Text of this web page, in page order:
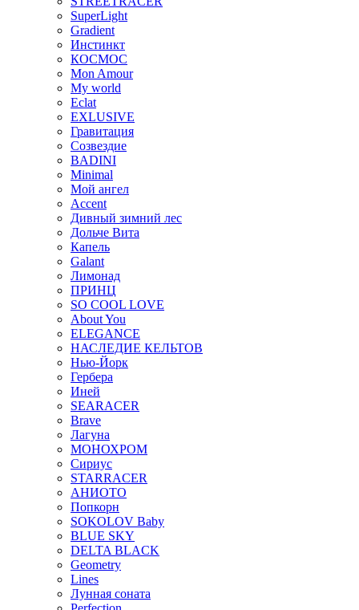
SuperLight
Gradient
Инстинкт
КОСМОС
Mon Amour
My world
Eclat
EXLUSIVE
Гравитация
Созвездие
BADINI
Minimal
Мой ангел
Accent
Дивный зимний лес
Дольче Вита
Капель
Galant
Лимонад
ПРИНЦ
SO COOL LOVE
About You
ELEGANCE
НАСЛЕДИЕ КЕЛЬТОВ
Нью-Йорк
Гербера
Иней
SEARACER
Brave
Лагуна
МОНОХРОМ
Сириус
STARRACER
АНИОТО
Попкорн
SOKOLOV Baby
BLUE SKY
DELTA BLACK
Geometry
Lines
Лунная соната